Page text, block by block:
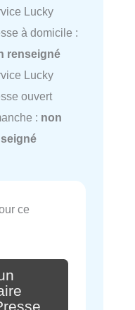
Lucky
à domicile :
renseigné
Lucky
ouvert
: non
ce